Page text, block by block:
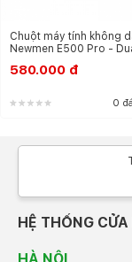
Chuột máy tính không
Newmen E500 Pro -
580.000 đ
0
HỆ THỐNG
HÀ NỘI